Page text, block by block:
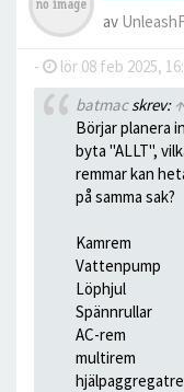
av
- lör 08 feb 2025,
batmacskrev: ↑
Börjar planera
byta "ALLT",
remmar kan
på samma sak?
Kamrem
Vattenpump
Löphjul
Spännrullar
AC-rem
multirem